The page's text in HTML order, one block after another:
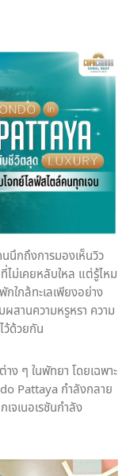
นึกถึงการมองเห็นวิว
ไม่เคยหลับใหล แต่รู้ไหม
ใกล้ทะเลเพียงอย่าง
สานความหรูหรา ความ
ว้ด้วยกัน
ง ๆ ในพัทยา โดยเฉพาะ
Pattaya กำลังกลาย
จเนอเรชันกำลัง